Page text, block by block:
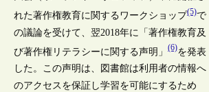
れた著作権教育に関するワークショップ(5)で
の議論を受けて、翌2018年に「著作権教育及
び著作権リテラシーに関する声明」(6)を発表
した。この声明は、図書館は利用者の情報へ
のアクセスを保証し学習を可能にするため